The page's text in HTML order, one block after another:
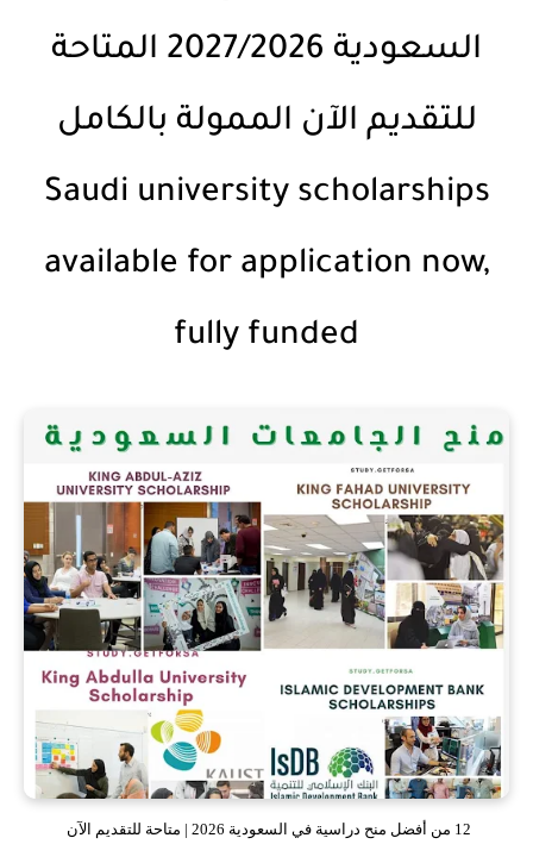
السعودية 2027/2026 المتاحة
للتقديم الآن الممولة بالكامل
Saudi university scholarships
available for application now,
fully funded
12 من أفضل منح دراسية في السعودية 2026 | متاحة للتقديم الآن